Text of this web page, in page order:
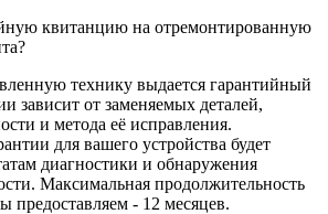
квитанцию на отремонтированную
технику выдается гарантийный
зависит от заменяемых деталей,
и метода её исправления.
для вашего устройства будет
диагностики и обнаружения
Максимальная продолжительность
предоставляем - 12 месяцев.